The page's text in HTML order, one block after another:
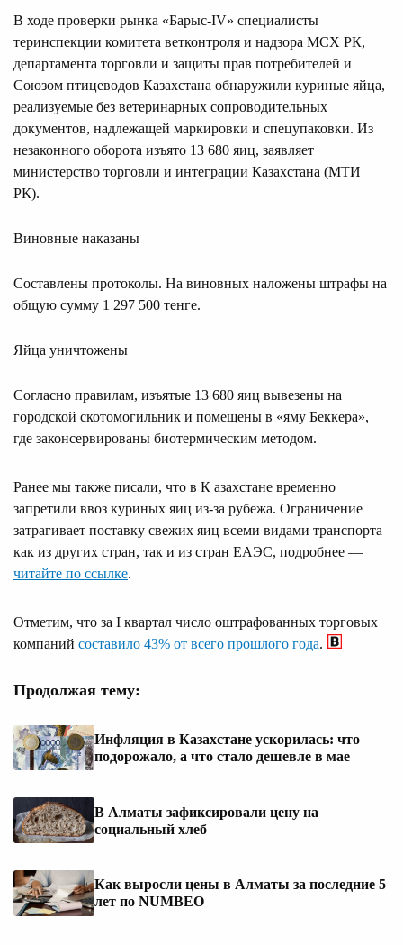
В ходе проверки рынка «Барыс-IV» специалисты
теринспекции комитета ветконтроля и надзора МСХ РК,
департамента торговли и защиты прав потребителей и
Союзом птицеводов Казахстана обнаружили куриные яйца,
реализуемые без ветеринарных сопроводительных
документов, надлежащей маркировки и спецупаковки. Из
незаконного оборота изъято 13 680 яиц, заявляет
министерство торговли и интеграции Казахстана (МТИ
РК).
Виновные наказаны
Составлены протоколы. На виновных наложены штрафы на
общую сумму 1 297 500 тенге.
Яйца уничтожены
Согласно правилам, изъятые 13 680 яиц вывезены на
городской скотомогильник и помещены в «яму Беккера»,
где законсервированы биотермическим методом.
Ранее мы также писали, что в К азахстане временно
запретили ввоз куриных яиц из-за рубежа. Ограничение
затрагивает поставку свежих яиц всеми видами транспорта
как из других стран, так и из стран ЕАЭС, подробнее —
читайте по ссылке.
Отметим, что за I квартал число оштрафованных торговых
компаний составило 43% от всего прошлого года.
Продолжая тему:
Инфляция в Казахстане ускорилась: что
подорожало, а что стало дешевле в мае
В Алматы зафиксировали цену на
социальный хлеб
Как выросли цены в Алматы за последние 5
лет по NUMBEO